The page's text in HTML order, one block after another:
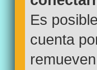
Es
cuenta